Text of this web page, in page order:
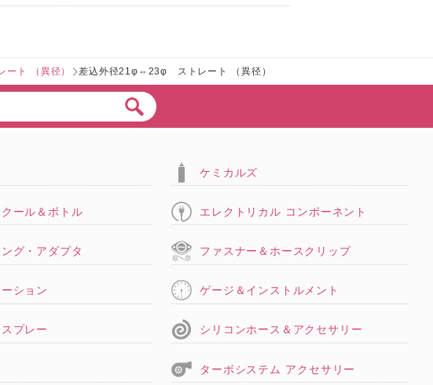
ート （異径） 差込外径21φ⇔23φ ストレート （異径）
ケミカルズ
クール＆ボトル エレクトリカル コンポーネント
グ・アダプタ ファスナー＆ホースクリップ
ション ゲージ＆インストルメント
プレー シリコンホース＆アクセサリー
ターボシステム アクセサリー